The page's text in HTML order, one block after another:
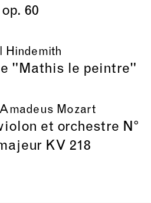
op. 60
Hindemith
"Mathis le peintre"
Mozart
et orchestre N°
KV 218